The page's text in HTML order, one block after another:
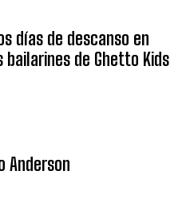
días de descanso en
de Ghetto Kids
Anderson